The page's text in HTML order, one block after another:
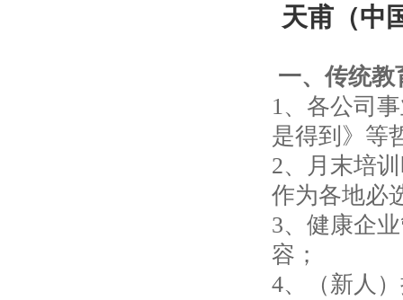
天甫（中
一、传统教
1、各公司
是得到》等
2、月末培
作为各地必
3、健康企
容；
4、（新人